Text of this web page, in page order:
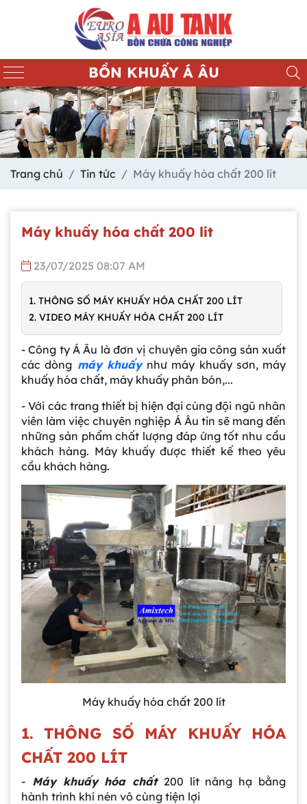
BỒN KHUẤY Á ÂU
Trang chủ Tin tức Máy khuấy hóa chất 200 lít
Máy khuấy hóa chất 200 lít
23/07/2025 08:07 AM
1. THÔNG SỐ MÁY KHUẤY HÓA CHẤT 200 LÍT
2. VIDEO MÁY KHUẤY HÓA CHẤT 200 LÍT
- Công ty Á Âu là đơn vị chuyên gia công sản xuất
các dòng máy khuấy như máy khuấy sơn, máy
khuấy hóa chất, máy khuấy phân bón,...
- Với các trang thiết bị hiện đại cùng đội ngũ nhân
viên làm việc chuyên nghiệp Á Âu tin sẽ mang đến
những sản phẩm chất lượng đáp ứng tốt nhu cầu
khách hàng. Máy khuấy được thiết kế theo yêu
cầu khách hàng.
Máy khuấy hóa chất 200 lít
1. THÔNG SỐ MÁY KHUẤY HÓA
CHẤT 200 LÍT
- Máy khuấy hóa chất 200 lít nâng hạ bằng
hành trình khí nén vô cùng tiện lợi